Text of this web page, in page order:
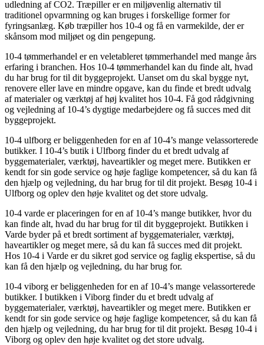
udledning af CO2. Træpiller er en miljøvenlig alternativ til
traditionel opvarmning og kan bruges i forskellige former for
fyringsanlæg. Køb træpiller hos 10-4 og få en varmekilde, der er
skånsom mod miljøet og din pengepung.
10-4 tømmerhandel er en veletableret tømmerhandel med mange års
erfaring i branchen. Hos 10-4 tømmerhandel kan du finde alt, hvad
du har brug for til dit byggeprojekt. Uanset om du skal bygge nyt,
renovere eller lave en mindre opgave, kan du finde et bredt udvalg
af materialer og værktøj af høj kvalitet hos 10-4. Få god rådgivning
og vejledning af 10-4’s dygtige medarbejdere og få succes med dit
byggeprojekt.
10-4 ulfborg er beliggenheden for en af 10-4’s mange velassorterede
butikker. I 10-4’s butik i Ulfborg finder du et bredt udvalg af
byggematerialer, værktøj, haveartikler og meget mere. Butikken er
kendt for sin gode service og høje faglige kompetencer, så du kan få
den hjælp og vejledning, du har brug for til dit projekt. Besøg 10-4 i
Ulfborg og oplev den høje kvalitet og det store udvalg.
10-4 varde er placeringen for en af 10-4’s mange butikker, hvor du
kan finde alt, hvad du har brug for til dit byggeprojekt. Butikken i
Varde byder på et bredt sortiment af byggematerialer, værktøj,
haveartikler og meget mere, så du kan få succes med dit projekt.
Hos 10-4 i Varde er du sikret god service og faglig ekspertise, så du
kan få den hjælp og vejledning, du har brug for.
10-4 viborg er beliggenheden for en af 10-4’s mange velassorterede
butikker. I butikken i Viborg finder du et bredt udvalg af
byggematerialer, værktøj, haveartikler og meget mere. Butikken er
kendt for sin gode service og høje faglige kompetencer, så du kan få
den hjælp og vejledning, du har brug for til dit projekt. Besøg 10-4 i
Viborg og oplev den høje kvalitet og det store udvalg.